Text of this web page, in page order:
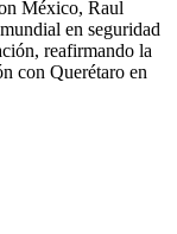
México, Raul
en seguridad
reafirmando la
con Querétaro en